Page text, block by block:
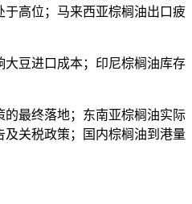
于高位；马来西亚棕榈油出口疲
豆进口成本；印尼棕榈油库存
最终落地；东南亚棕榈油实际
关税政策；国内棕榈油到港量